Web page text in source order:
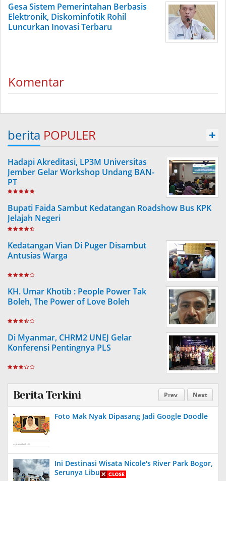
Gesa Sistem Pemerintahan Berbasis
Elektronik, Diskominfotik Rohil
Luncurkan Inovasi Terbaru
Komentar
berita POPULER +
Hadapi Akreditasi, LP3M Universitas
Jember Gelar Workshop Undang BAN-
PT
Bupati Faida Sambut Kedatangan Roadshow Bus KPK
Jelajah Negeri
Kedatangan Vian Di Puger Disambut
Antusias Warga
KH. Umar Khotib : People Power Tak
Boleh, The Power of Love Boleh
Di Myanmar, CHRM2 UNEJ Gelar
Konferensi Pentingnya PLS
Prev Next
Berita Terkini
Foto Mak Nyak Dipasang Jadi Google Doodle
Ini Destinasi Wisata Nicole's River Park Bogor,
Serunya Liburan